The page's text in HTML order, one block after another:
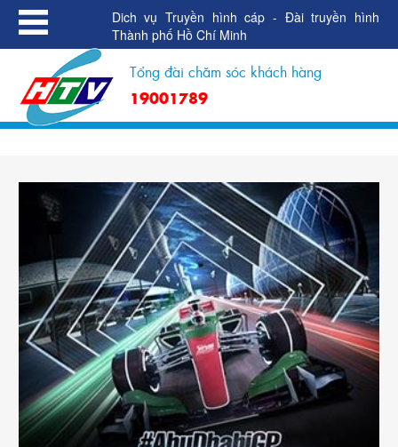
Dich vụ Truyền hình cáp - Đài truyền hình
Thành phố Hồ Chí Minh
Tổng đài chăm sóc khách hàng
19001789